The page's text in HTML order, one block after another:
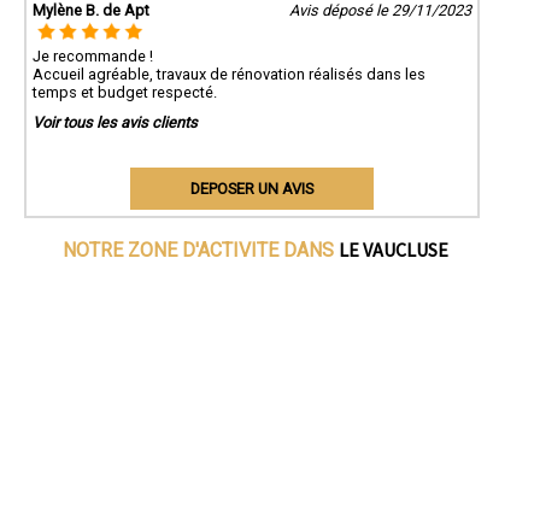
Mylène B. de Apt
Avis déposé le 29/11/2023
Je recommande !
Accueil agréable, travaux de rénovation réalisés dans les
temps et budget respecté.
Voir tous les avis clients
DEPOSER UN AVIS
NOTRE ZONE D'ACTIVITE DANS LE VAUCLUSE